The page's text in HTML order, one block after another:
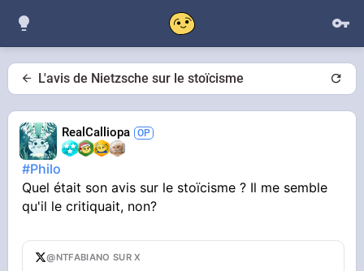
L'avis de Nietzsche sur le stoïcisme
RealCalliopa
#Philo
Quel était son avis sur le stoïcisme ? Il me semble
qu'il le critiquait, non?
@NTFABIANO SUR X